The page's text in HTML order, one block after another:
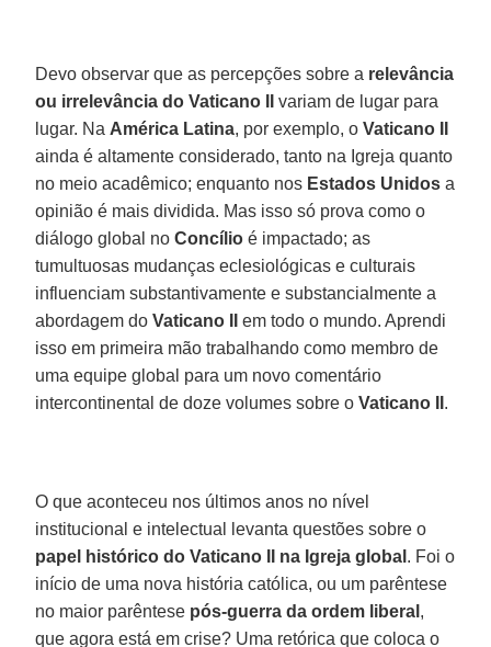
Devo observar que as percepções sobre a relevância
ou irrelevância do Vaticano II
variam de lugar para
lugar. Na América Latina, por exemplo, oVaticano II
ainda é altamente considerado, tanto na Igreja quanto
no meio acadêmico; enquanto nos Estados Unidos a
opinião é mais dividida. Mas isso só prova como o
diálogo global noConcílio é impactado; as
tumultuosas mudanças eclesiológicas e culturais
influenciam substantivamente e substancialmente a
abordagem doVaticano II
em todo o mundo. Aprendi
isso em primeira mão trabalhando como membro de
uma equipe global para um novo comentário
intercontinental de doze volumes sobre oVaticano II .
O que aconteceu nos últimos anos no nível
institucional e intelectual levanta questões sobre o
papel histórico do Vaticano II na Igreja global . Foi o
início de uma nova história católica, ou um parêntese
no maior parêntese pós-guerra da ordem liberal ,
que agora está em crise? Uma retórica que coloca o